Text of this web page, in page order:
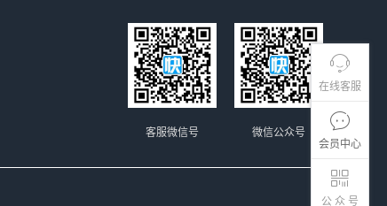
在线客服
会员中心
公 众 号
微信公众号
客服微信号